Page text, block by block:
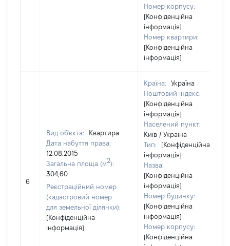
Номер корпусу:
[Конфіденційна
інформація]
Номер квартири:
[Конфіденційна
інформація]
6
Вид об'єкта:
Квартира
Дата набуття права:
12.08.2015
Загальна площа (м2):
304,60
Реєстраційний номер
(кадастровий номер
для земельної ділянки):
[Конфіденційна
інформація]
Країна:
Україна
Поштовий індекс:
[Конфіденційна
інформація]
Населений пункт:
Київ / Україна
Тип:
[Конфіденційна
інформація]
Назва:
[Конфіденційна
інформація]
Номер будинку:
[Конфіденційна
інформація]
Номер корпусу:
[Конфіденційна